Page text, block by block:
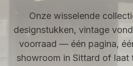
Onze wisselende
designstukken, vintage
voorraad — één pagina,
showroom in Sittard of laat